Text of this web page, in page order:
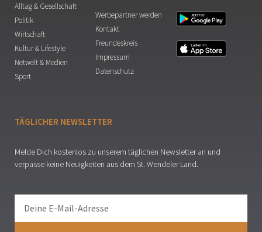
Alltag & Gesellschaft
Politik
Wirtschaft
Kultur & Lifestyle
Netwelt & Medien
Sport
Werbepartner werden
Kontakt
Freundeskreis
Impressum
Datenschutz
TÄGLICHER NEWSLETTER
Melde Dich kostenlos zu unserem täglichen Newsletter an und
verpasse keine Neuigkeiten aus dem St. Wendeler Land.